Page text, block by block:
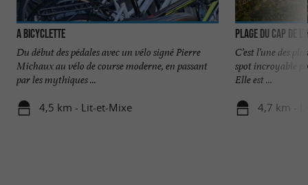
A Bicyclette
Du début des pédales avec un vélo signé Pierre
Michaux au vélo de course moderne, en passant
par les mythiques ...
4,5 km - Lit-et-Mixe
Plage du Cap de
C’est l’une des
spot incroyable
Elle est ...
4,7 km -